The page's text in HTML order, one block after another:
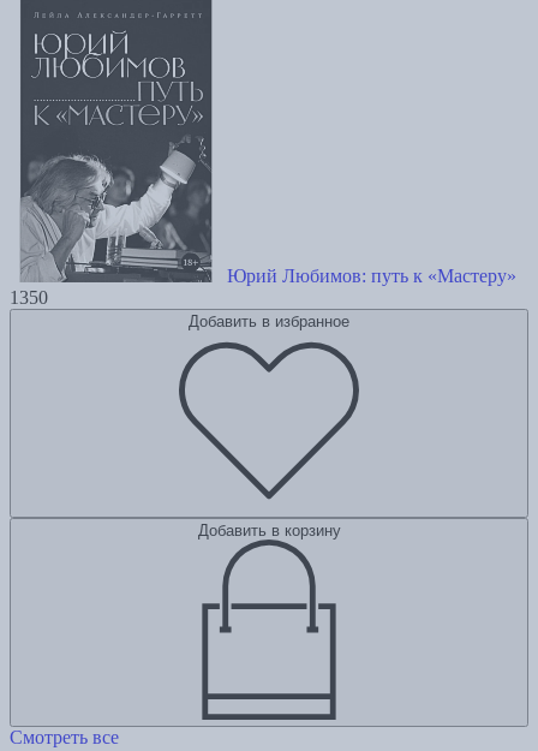
Юрий Любимов: путь к «Мастеру»
1350
Добавить в избранное
Добавить в корзину
Смотреть все